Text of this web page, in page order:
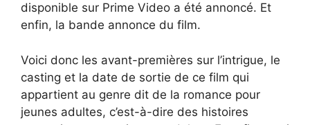
disponible sur Prime Video a été annoncé. Et
enfin, la bande annonce du film.
Voici donc les avant-premières sur l’intrigue, le
casting et la date de sortie de ce film qui
appartient au genre dit de la romance pour
jeunes adultes, c’est-à-dire des histoires